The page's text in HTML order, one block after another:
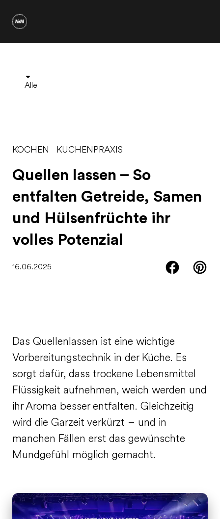
Alle
KOCHEN KÜCHENPRAXIS
Quellen lassen – So
entfalten Getreide, Samen
und Hülsenfrüchte ihr
volles Potenzial
16.06.2025
Das Quellenlassen ist eine wichtige
Vorbereitungstechnik in der Küche. Es
sorgt dafür, dass trockene Lebensmittel
Flüssigkeit aufnehmen, weich werden und
ihr Aroma besser entfalten. Gleichzeitig
wird die Garzeit verkürzt – und in
manchen Fällen erst das gewünschte
Mundgefühl möglich gemacht.